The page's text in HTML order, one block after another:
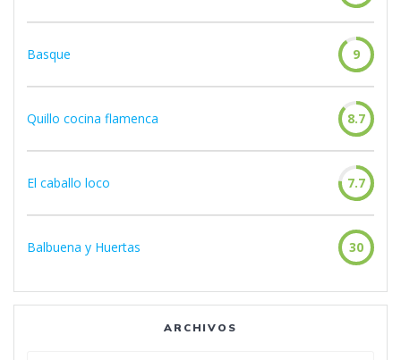
Basque 9
Quillo cocina flamenca 8.7
El caballo loco 7.7
Balbuena y Huertas 30
ARCHIVOS